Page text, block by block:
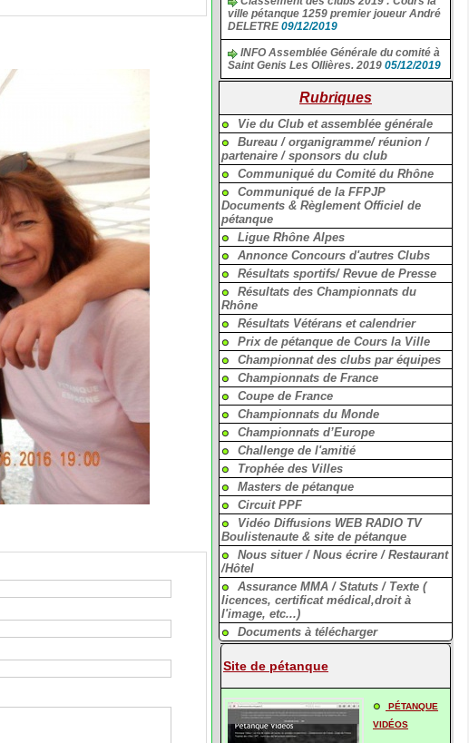
ville pétanque 1259 premier joueur André
DELETRE 09/12/2019
INFO Assemblée Générale du comité à
Saint Genis Les Ollières. 2019 05/12/2019
Rubriques
Vie du Club et assemblée générale
Bureau / organigramme/ réunion /
partenaire / sponsors du club
Communiqué du Comité du Rhône
Communiqué de la FFPJP
Documents & Règlement Officiel de
pétanque
Ligue Rhône Alpes
Annonce Concours d'autres Clubs
Résultats sportifs/ Revue de Presse
Résultats des Championnats du
Rhône
Résultats Vétérans et calendrier
Prix de pétanque de Cours la Ville
Championnat des clubs par équipes
Championnats de France
Coupe de France
Championnats du Monde
Championnats d’Europe
Challenge de l'amitié
Trophée des Villes
Masters de pétanque
Circuit PPF
Vidéo Diffusions WEB RADIO TV
Boulistenaute & site de pétanque
Nous situer / Nous écrire / Restaurant
/Hôtel
Assurance MMA / Statuts / Texte (
licences, certificat médical,droit à
l'image, etc...)
Documents à télécharger
Site de pétanque
PÉTANQUE
VIDÉOS